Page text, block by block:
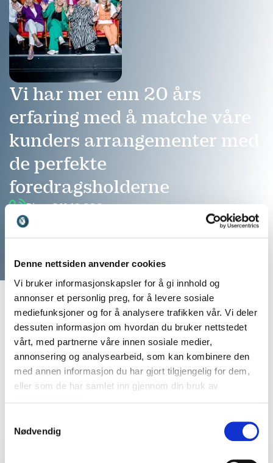
Denne nettsiden anvender cookies
Vi bruker informasjonskapsler for å gi innhold og
annonser et personlig preg, for å levere sosiale
mediefunksjoner og for å analysere trafikken vår. Vi deler
dessuten informasjon om hvordan du bruker nettstedet
vårt, med partnerne våre innen sosiale medier,
annonsering og analysearbeid, som kan kombinere den
med annen informasjon du har gjort tilgjengelig for dem,
eller som de har samlet inn gjennom din bruk av
Nødvendig
Vi har mer enn 20 års
erfaring med å matche våre
kunders arrangementer med
de perfekte
foredragsholderne
Ring: 911 16 989
Vi er klare til å hjelpe
Finn den perfekte match til ditt
event